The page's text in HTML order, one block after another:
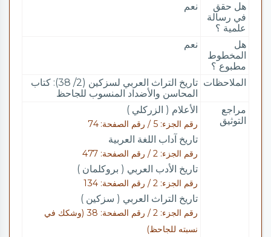
هل حقق
في رسالة
علمية ؟
نعم
هل
المخطوط
مطبوع ؟
نعم
الملاحظات
تاريخ التراث العربي لسزكين (2/ 38): كتاب
المحاسن والأضداد المنسوب للجاحظ
مراجع
التوثيق
الأعلام ( الزركلي )
رقم الجزء: 5 / رقم الصفحة: 74
تاريخ آداب اللغة العربية
رقم الجزء: 2 / رقم الصفحة: 477
تاريخ الأدب العربي ( بروكلمان )
رقم الجزء: 2 / رقم الصفحة: 134
تاريخ التراث العربي ( سزكين )
رقم الجزء: 2 / رقم الصفحة: 38 (وشكك في
نسبته للجاحظ)